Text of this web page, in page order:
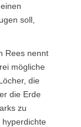
soll,
Rees nennt
mögliche
die
die Erde
zu